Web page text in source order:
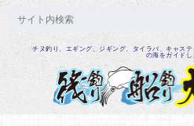
チヌ釣り、エギング、ジギング、タイラバ、キャス
の海をガイドし